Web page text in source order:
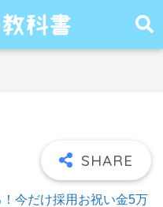
今だけ採用お祝い金5万